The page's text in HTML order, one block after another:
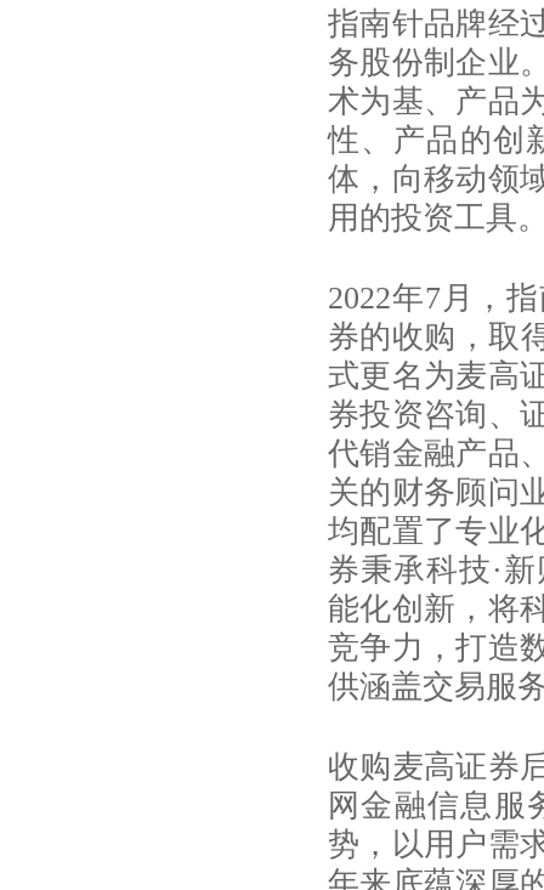
指南针品牌经
务股份制企业
术为基、产品
性、产品的创
体，向移动领
用的投资工具
2022年7月，
券的收购，取
式更名为麦高
券投资咨询、
代销金融产品
关的财务顾问
均配置了专业
券秉承科技·
能化创新，将
竞争力，打造
供涵盖交易服
收购麦高证券
网金融信息服
势，以用户需